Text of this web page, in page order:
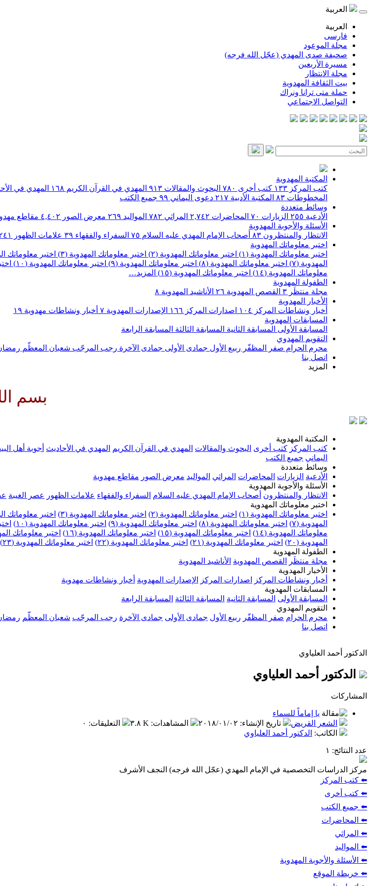
العربية
العربية
فارسی
مجلة الموعود
صحيفة صدى المهدي (عجّل الله فرجه)
مسيرة الأربعين
مجلة الانتظار
بيت الثقافة المهدوية
حملة متى ترانا ونراك
التواصل الاجتماعي
المكتبة المهدوية
كتب المركز ١٣٣ كتب أخرى ٧٨٠ البحوث والمقالات ٩١٣ المهدي في القرآن الكريم ١٦٨ المهدي في
المخطوطات ٨٣ المكتبة الأدبية ٢١٧ دعوى اليماني ٩٩ جميع الكتب
وسائط متعددة
الأدعية ٢٥٥ الزيارات ٧٠ المحاضرات ٢,٧٤٢ المراثي ٧٨٢ المواليد ٢٦٩ معرض الصور ٤,٤٠٢ مقاطع
الأسئلة والأجوبة المهدوية
الانتظار والمنتظرون ٨٣ أصحاب الإمام المهدي عليه السلام ٧٥ السفراء والفقهاء ٣٩ علامات الظهور
اختبر معلوماتك المهدوية
اختبر معلوماتك المهدوية (١)
اختبر معلوماتك المهدوية (٢) اختبر معلوماتك المهدوية (٣) اختبر معلوماتك
المهدوية (٧)
اختبر معلوماتك المهدوية (٨) اختبر معلوماتك المهدوية (٩) اختبر معلوماتك المهدوية (١٠)
معلوماتك المهدوية (١٤)
اختبر معلوماتك المهدوية (١٥)
المزيد…
الطفولة المهدوية
مجلة منتظَر ٣ القصص المهدوية ٢٦ الأناشيد المهدوية ٨
الأخبار المهدوية
أخبار ونشاطات المركز ١٠٤ اصدارات المركز ١٦٦ الإصدارات المهدوية ٧ أخبار ونشاطات مهدوية ١٩
المسابقات المهدوية
المسابقة الأولى المسابقة الثانية المسابقة الثالثة المسابقة الرابعة
التقويم المهدوي
محرم الحرام صفر المظفّر ربيع الأول جمادى الأولى جمادى الآخرة رجب المرجّب شعبان المعظّم
اتصل بنا
المزيد
بسم الله
المكتبة المهدوية
كتب المركز كتب أخرى البحوث والمقالات المهدي في القرآن الكريم المهدي في الأحاديث أجوبة أهل
اليماني جميع الكتب
وسائط متعددة
الأدعية الزيارات المحاضرات المراثي المواليد معرض الصور مقاطع مهدوية
الأسئلة والأجوبة المهدوية
الانتظار والمنتظرون أصحاب الإمام المهدي عليه السلام السفراء والفقهاء علامات الظهور عصر الغيبة
اختبر معلوماتك المهدوية
اختبر معلوماتك المهدوية (١)
اختبر معلوماتك المهدوية (٢) اختبر معلوماتك المهدوية (٣) اختبر معلوماتك
المهدوية (٧)
اختبر معلوماتك المهدوية (٨) اختبر معلوماتك المهدوية (٩) اختبر معلوماتك المهدوية (١٠)
معلوماتك المهدوية (١٤)
اختبر معلوماتك المهدوية (١٥) اختبر معلوماتك المهدوية (١٦) اختبر معلوماتك
المهدوية (٢٠)
اختبر معلوماتك المهدوية (٢١) اختبر معلوماتك المهدوية (٢٢) اختبر معلوماتك المهدوية (٢٣)
الطفولة المهدوية
مجلة منتظَر
القصص المهدوية الأناشيد المهدوية
الأخبار المهدوية
أخبار ونشاطات المركز
اصدارات المركز الإصدارات المهدوية أخبار ونشاطات مهدوية
المسابقات المهدوية
المسابقة الأولى المسابقة الثانية المسابقة الثالثة المسابقة الرابعة
التقويم المهدوي
محرم الحرام صفر المظفّر ربيع الأول جمادى الأولى جمادى الآخرة رجب المرجّب شعبان المعظّم
اتصل بنا
الدكتور أحمد العلياوي
الدكتور أحمد العلياوي
المشاركات
يا إماماً للسماء
الشعر القريض
تاريخ الإنشاء: ٢٠١٨/٠١/٠٢ المشاهدات: ٣.٨ K التعليقات: ٠
الكاتب: الدكتور أحمد العلياوي
عدد النتائج: ١
مركز الدراسات التخصصية في الإمام المهدي (عجّل الله فرجه) النجف الأشرف
⬅️ كتب المركز
⬅️ كتب أخرى
⬅️ جميع الكتب
⬅️ المحاضرات
⬅️ المراثي
⬅️ المواليد
⬅️ الأسئلة والأجوبة المهدوية
⬅️ خريطة الموقع